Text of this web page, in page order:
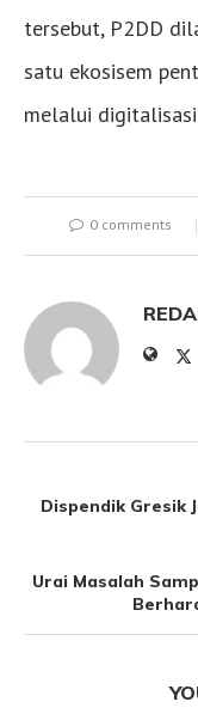
tersebut, P2DD
satu ekosisem
melalui
0 comments
Dispendik Gresik
Urai Masalah